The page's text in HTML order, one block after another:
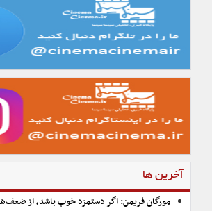
آخرین ها
مورگان فریمن: اگر دستمزد خوب باشد، از